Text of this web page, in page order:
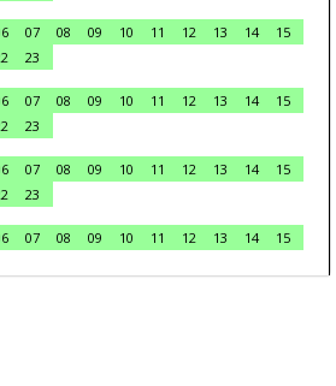
07 08 09 10 11 12 13 14
15
23
07 08 09 10 11 12 13 14
15
23
07 08 09 10 11 12 13 14
15
23
07 08 09 10 11 12 13 14
15